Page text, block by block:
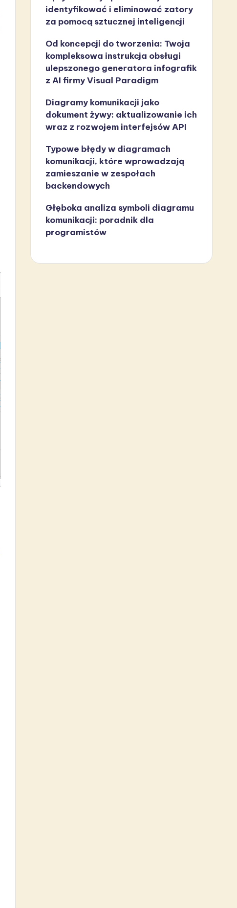
identyfikować i eliminować zatory
za pomocą sztucznej inteligencji
Od koncepcji do tworzenia: Twoja
kompleksowa instrukcja obsługi
ulepszonego generatora infografik
z AI firmy Visual Paradigm
Diagramy komunikacji jako
dokument żywy: aktualizowanie ich
wraz z rozwojem interfejsów API
Typowe błędy w diagramach
komunikacji, które wprowadzają
zamieszanie w zespołach
backendowych
Głęboka analiza symboli diagramu
komunikacji: poradnik dla
programistów